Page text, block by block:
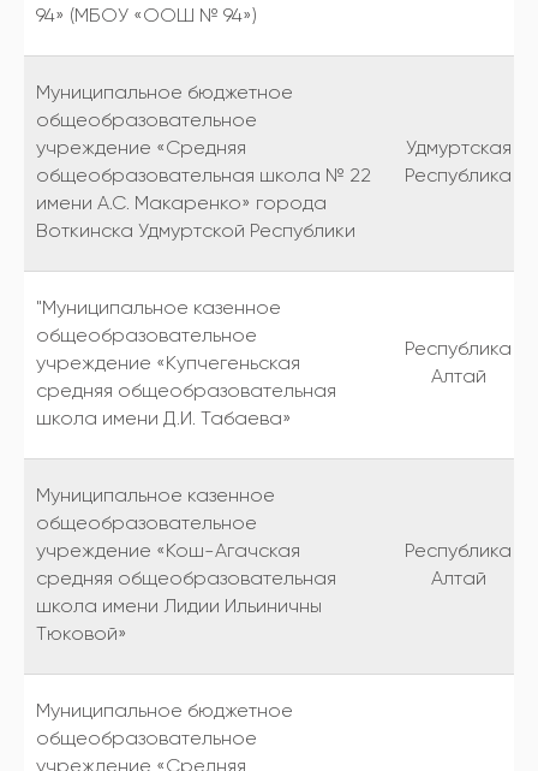
94» (МБОУ «ООШ № 94»)
Муниципальное бюджетное
общеобразовательное
учреждение «Средняя
общеобразовательная школа № 22
имени А.С. Макаренко» города
Воткинска Удмуртской Республики
Удмуртская
Республика
"Муниципальное казенное
общеобразовательное
учреждение «Купчегеньская
средняя общеобразовательная
школа имени Д.И. Табаева»
Республика
Алтай
Муниципальное казенное
общеобразовательное
учреждение «Кош-Агачская
средняя общеобразовательная
школа имени Лидии Ильиничны
Тюковой»
Республика
Алтай
Муниципальное бюджетное
общеобразовательное